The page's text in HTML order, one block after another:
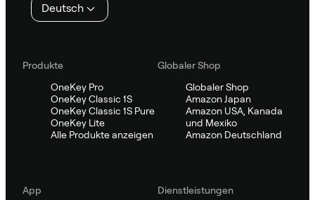
Deutsch
Produkte
OneKey Pro
OneKey Classic 1S
OneKey Classic 1S Pure
OneKey Lite
Alle Produkte anzeigen
Globaler Shop
Globaler Shop
Amazon Japan
Amazon USA, Kanada
und Mexiko
Amazon Deutschland
App
Dienstleistungen